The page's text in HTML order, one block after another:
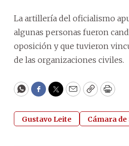
La artillería del oficialismo
algunas personas fueron
oposición y que tuvieron
de las organizaciones civiles.
WhatsApp
Facebook
Twitter
EmailCopyPrint
Gustavo Leite Cámara